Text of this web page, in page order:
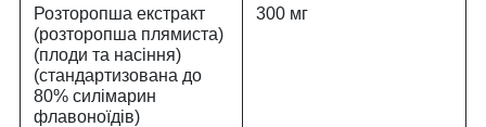
Розторопша екстракт
(розторопша плямиста)
(плоди та насіння)
(стандартизована до
80% силімарин
флавоноїдів)
300 мг